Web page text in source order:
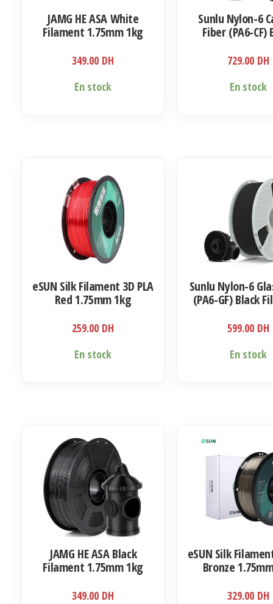
JAMG HE ASA White
Filament 1.75mm 1kg
349.00 DH
En stock
Sunlu Nylon-6
Fiber (PA6-CF)
729.00 DH
En stock
eSUN Silk Filament 3D PLA
Red 1.75mm 1kg
259.00 DH
En stock
Sunlu Nylon-6
(PA6-GF) Black
599.00 DH
En stock
JAMG HE ASA Black
Filament 1.75mm 1kg
349.00 DH
eSUN Silk
Bronze
329.00 DH